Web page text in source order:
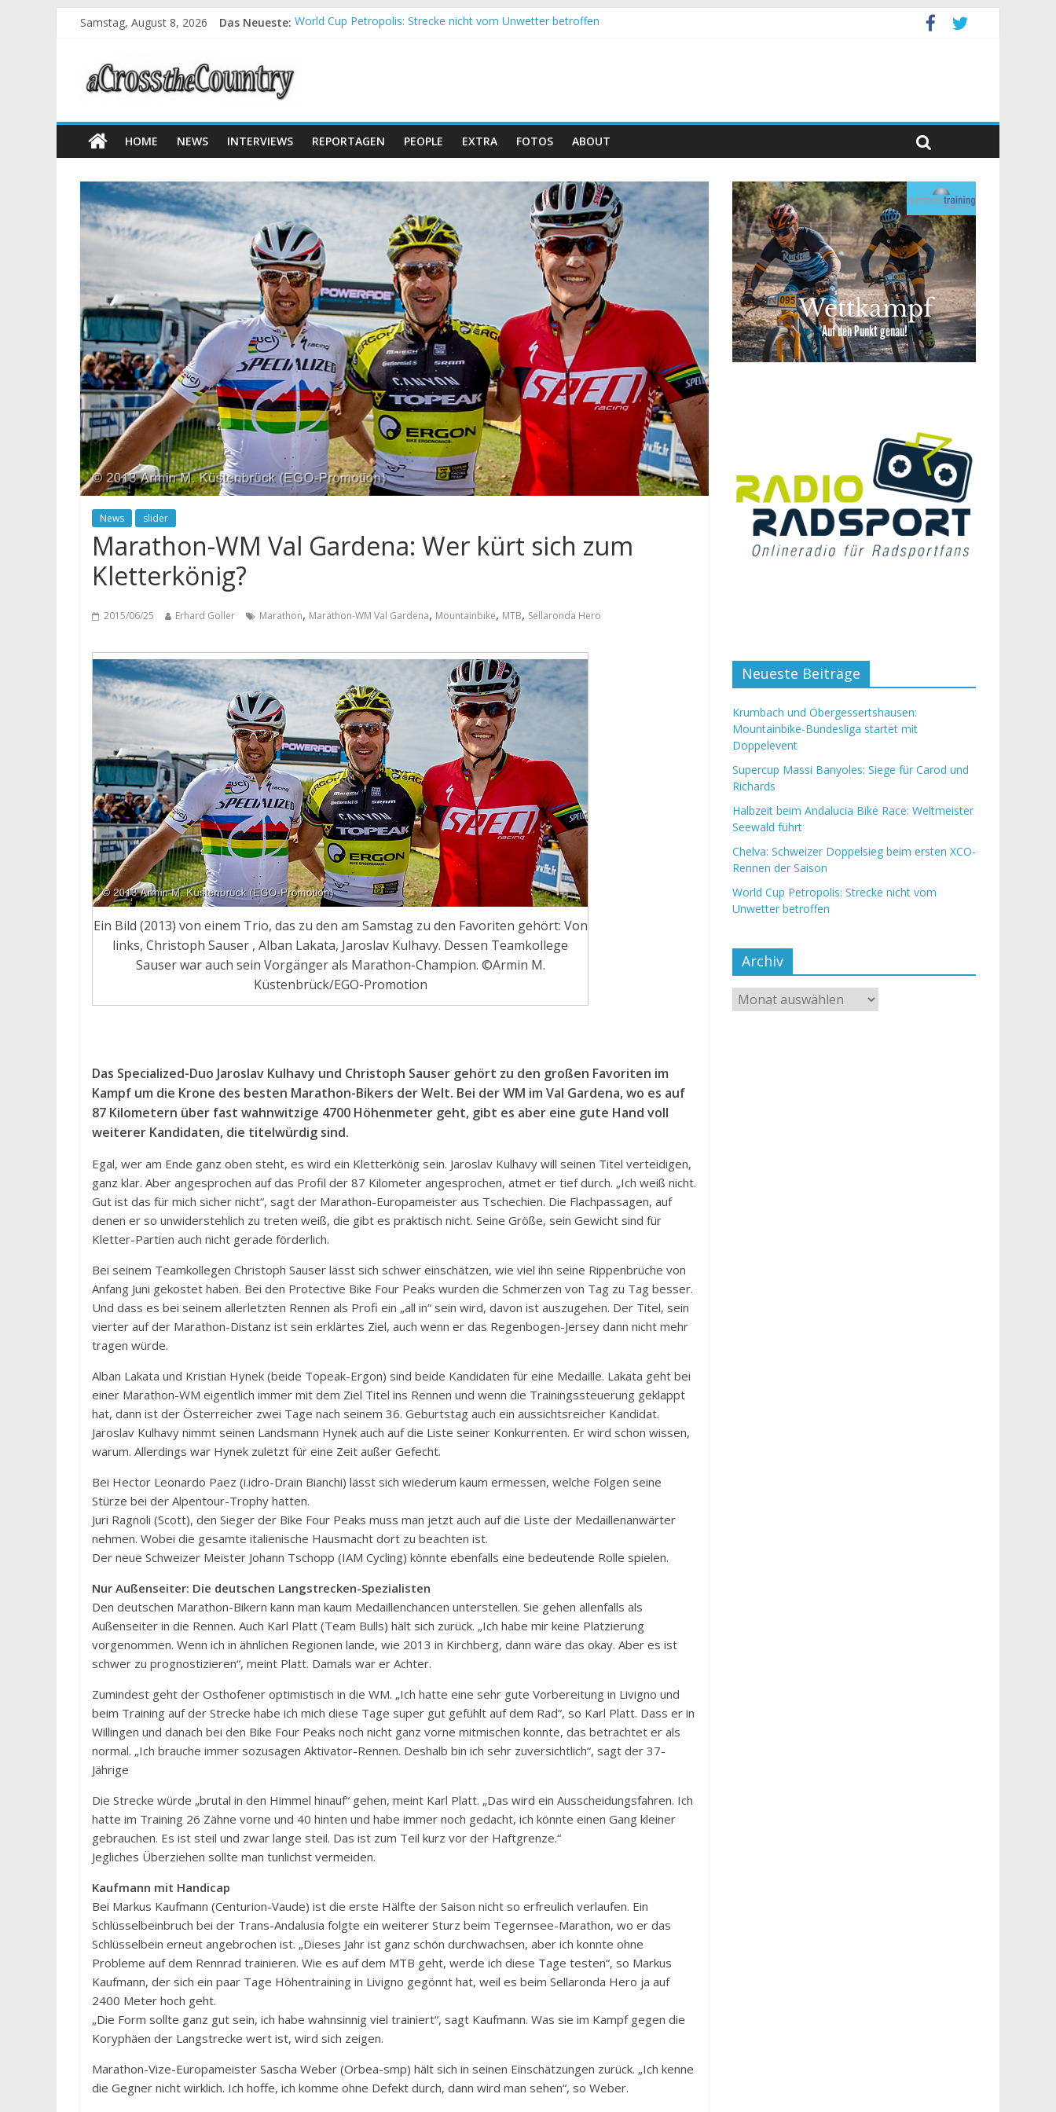
Samstag, August 8, 2026 Das Neueste: World Cup Petropolis: Strecke nicht vom Unwetter betroffen
HOME NEWS INTERVIEWS REPORTAGEN PEOPLE EXTRA FOTOS ABOUT
News slider
Marathon-WM Val Gardena: Wer kürt sich zum
Kletterkönig?
2015/06/25 Erhard Goller Marathon, Marathon-WM Val Gardena, Mountainbike, MTB, Sellaronda Hero
Ein Bild (2013) von einem Trio, das zu den am Samstag zu den Favoriten gehört: Von
links, Christoph Sauser , Alban Lakata, Jaroslav Kulhavy. Dessen Teamkollege
Sauser war auch sein Vorgänger als Marathon-Champion. ©Armin M.
Küstenbrück/EGO-Promotion
Das Specialized-Duo Jaroslav Kulhavy und Christoph Sauser gehört zu den großen Favoriten im
Kampf um die Krone des besten Marathon-Bikers der Welt. Bei der WM im Val Gardena, wo es auf
87 Kilometern über fast wahnwitzige 4700 Höhenmeter geht, gibt es aber eine gute Hand voll
weiterer Kandidaten, die titelwürdig sind.
Egal, wer am Ende ganz oben steht, es wird ein Kletterkönig sein. Jaroslav Kulhavy will seinen Titel verteidigen,
ganz klar. Aber angesprochen auf das Profil der 87 Kilometer angesprochen, atmet er tief durch. „Ich weiß nicht.
Gut ist das für mich sicher nicht“, sagt der Marathon-Europameister aus Tschechien. Die Flachpassagen, auf
denen er so unwiderstehlich zu treten weiß, die gibt es praktisch nicht. Seine Größe, sein Gewicht sind für
Kletter-Partien auch nicht gerade förderlich.
Bei seinem Teamkollegen Christoph Sauser lässt sich schwer einschätzen, wie viel ihn seine Rippenbrüche von
Anfang Juni gekostet haben. Bei den Protective Bike Four Peaks wurden die Schmerzen von Tag zu Tag besser.
Und dass es bei seinem allerletzten Rennen als Profi ein „all in“ sein wird, davon ist auszugehen. Der Titel, sein
vierter auf der Marathon-Distanz ist sein erklärtes Ziel, auch wenn er das Regenbogen-Jersey dann nicht mehr
tragen würde.
Alban Lakata und Kristian Hynek (beide Topeak-Ergon) sind beide Kandidaten für eine Medaille. Lakata geht bei
einer Marathon-WM eigentlich immer mit dem Ziel Titel ins Rennen und wenn die Trainingssteuerung geklappt
hat, dann ist der Österreicher zwei Tage nach seinem 36. Geburtstag auch ein aussichtsreicher Kandidat.
Jaroslav Kulhavy nimmt seinen Landsmann Hynek auch auf die Liste seiner Konkurrenten. Er wird schon wissen,
warum. Allerdings war Hynek zuletzt für eine Zeit außer Gefecht.
Bei Hector Leonardo Paez (i.idro-Drain Bianchi) lässt sich wiederum kaum ermessen, welche Folgen seine
Stürze bei der Alpentour-Trophy hatten.
Juri Ragnoli (Scott), den Sieger der Bike Four Peaks muss man jetzt auch auf die Liste der Medaillenanwärter
nehmen. Wobei die gesamte italienische Hausmacht dort zu beachten ist.
Der neue Schweizer Meister Johann Tschopp (IAM Cycling) könnte ebenfalls eine bedeutende Rolle spielen.
Nur Außenseiter: Die deutschen Langstrecken-Spezialisten
Den deutschen Marathon-Bikern kann man kaum Medaillenchancen unterstellen. Sie gehen allenfalls als
Außenseiter in die Rennen. Auch Karl Platt (Team Bulls) hält sich zurück. „Ich habe mir keine Platzierung
vorgenommen. Wenn ich in ähnlichen Regionen lande, wie 2013 in Kirchberg, dann wäre das okay. Aber es ist
schwer zu prognostizieren“, meint Platt. Damals war er Achter.
Zumindest geht der Osthofener optimistisch in die WM. „Ich hatte eine sehr gute Vorbereitung in Livigno und
beim Training auf der Strecke habe ich mich diese Tage super gut gefühlt auf dem Rad“, so Karl Platt. Dass er in
Willingen und danach bei den Bike Four Peaks noch nicht ganz vorne mitmischen konnte, das betrachtet er als
normal. „Ich brauche immer sozusagen Aktivator-Rennen. Deshalb bin ich sehr zuversichtlich“, sagt der 37-
Jährige
Die Strecke würde „brutal in den Himmel hinauf“ gehen, meint Karl Platt. „Das wird ein Ausscheidungsfahren. Ich
hatte im Training 26 Zähne vorne und 40 hinten und habe immer noch gedacht, ich könnte einen Gang kleiner
gebrauchen. Es ist steil und zwar lange steil. Das ist zum Teil kurz vor der Haftgrenze.“
Jegliches Überziehen sollte man tunlichst vermeiden.
Kaufmann mit Handicap
Bei Markus Kaufmann (Centurion-Vaude) ist die erste Hälfte der Saison nicht so erfreulich verlaufen. Ein
Schlüsselbeinbruch bei der Trans-Andalusia folgte ein weiterer Sturz beim Tegernsee-Marathon, wo er das
Schlüsselbein erneut angebrochen ist. „Dieses Jahr ist ganz schön durchwachsen, aber ich konnte ohne
Probleme auf dem Rennrad trainieren. Wie es auf dem MTB geht, werde ich diese Tage testen“, so Markus
Kaufmann, der sich ein paar Tage Höhentraining in Livigno gegönnt hat, weil es beim Sellaronda Hero ja auf
2400 Meter hoch geht.
„Die Form sollte ganz gut sein, ich habe wahnsinnig viel trainiert“, sagt Kaufmann. Was sie im Kampf gegen die
Koryphäen der Langstrecke wert ist, wird sich zeigen.
Marathon-Vize-Europameister Sascha Weber (Orbea-smp) hält sich in seinen Einschätzungen zurück. „Ich kenne
die Gegner nicht wirklich. Ich hoffe, ich komme ohne Defekt durch, dann wird man sehen“, so Weber.
Neueste Beiträge
Krumbach und Obergessertshausen:
Mountainbike-Bundesliga startet mit
Doppelevent
Supercup Massi Banyoles: Siege für Carod und
Richards
Halbzeit beim Andalucia Bike Race: Weltmeister
Seewald führt
Chelva: Schweizer Doppelsieg beim ersten XCO-
Rennen der Saison
World Cup Petropolis: Strecke nicht vom
Unwetter betroffen
Archiv